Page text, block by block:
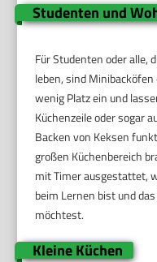
Studenten und
Für Studenten oder alle,
leben, sind
wenig Platz ein und
Küchenzeile oder sogar
Backen von Keksen
großen Küchenbereich
mit Timer ausgestattet,
beim Lernen bist und
möchtest.
Kleine Küchen